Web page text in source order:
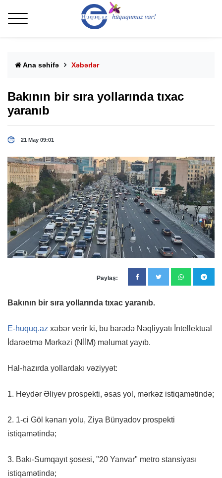
Ana səhifə Xəbərlər
Bakının bir sıra yollarında tıxac
yaranıb
21 May 09:01
Paylaş:
Bakının bir sıra yollarında tıxac yaranıb.
E-huquq.az xəbər verir ki, bu barədə Nəqliyyatı İntellektual
İdarəetmə Mərkəzi (NİİM) məlumat yayıb.
Hal-hazırda yollardakı vəziyyət:
1. Heydər Əliyev prospekti, əsas yol, mərkəz istiqamətində;
2. 1-ci Göl kənarı yolu, Ziya Bünyadov prospekti
istiqamətində;
3. Bakı-Sumqayıt şosesi, "20 Yanvar" metro stansiyası
istiqamətində;